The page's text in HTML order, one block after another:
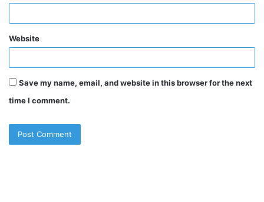
Website
Save my name, email, and website in this browser for the next
time I comment.